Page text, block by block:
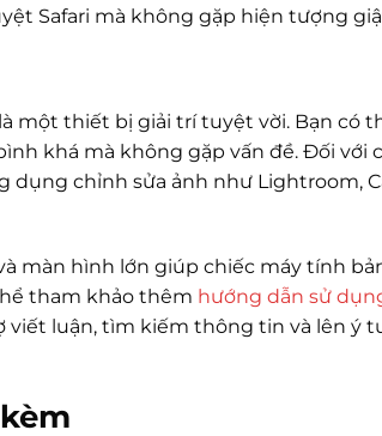
Safari mà không gặp hiện tượng
một thiết bị giải trí tuyệt vời. Bạn có
khá mà không gặp vấn đề. Đối với
chỉnh sửa ảnh như Lightroom,
màn hình lớn giúp chiếc máy tính
tham khảo thêm hướng dẫn sử
luận, tìm kiếm thông tin và lên ý